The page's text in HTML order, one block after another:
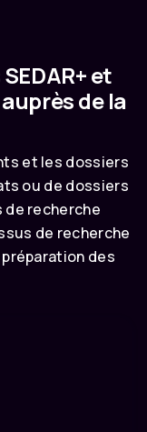
et
de la
et les dossiers
ou de dossiers
de recherche
de recherche
des